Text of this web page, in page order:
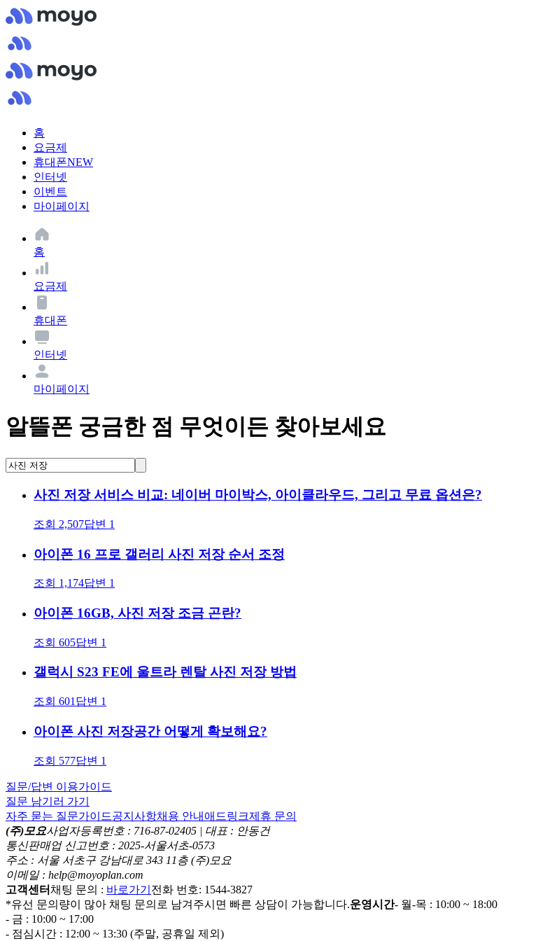
홈
요금제
휴대폰NEW
인터넷
이벤트
마이페이지
홈
요금제
휴대폰
인터넷
마이페이지
알뜰폰 궁금한 점 무엇이든 찾아보세요
사진 저장 서비스 비교: 네이버 마이박스, 아이클라우드, 그리고 무료 옵션은?
조회 2,507답변 1
아이폰 16 프로 갤러리 사진 저장 순서 조정
조회 1,174답변 1
아이폰 16GB, 사진 저장 조금 곤란?
조회 605답변 1
갤럭시 S23 FE에 울트라 렌탈 사진 저장 방법
조회 601 답변 1
아이폰 사진 저장공간 어떻게 확보해요?
조회 577답변 1
질문/답변 이용가이드
질문 남기러 가기
자주 묻는 질문가이드공지사항채용 안내 애드링크제휴 문의
(주)모요사업자등록번호 : 716-87-02405 | 대표 : 안동건
통신판매업 신고번호 : 2025-서울서초-0573
주소 : 서울 서초구 강남대로 343 11층 (주)모요
이메일 : help@moyoplan.com
고객센터 채팅 문의 : 바로가기 전화 번호: 1544-3827
*유선 문의량이 많아 채팅 문의로 남겨주시면 빠른 상담이 가능합니다.운영시간- 월-목 : 10:00 ~ 18:00
- 금 : 10:00 ~ 17:00
- 점심시간 : 12:00 ~ 13:30 (주말, 공휴일 제외)